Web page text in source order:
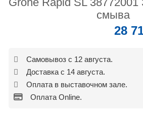
смыва
28
Самовывоз с 12 августа.
Доставка с 14 августа.
Оплата в выставочном зале.
Оплата Online.